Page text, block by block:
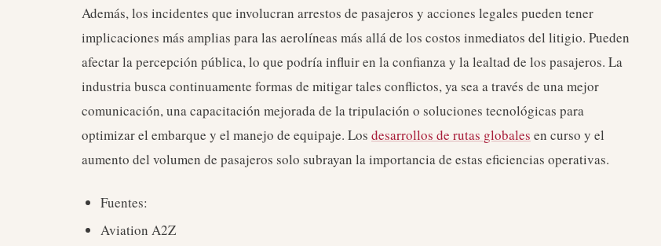
Además, los incidentes que involucran arrestos de pasajeros y acciones legales pueden tener
implicaciones más amplias para las aerolíneas más allá de los costos inmediatos del litigio. Pueden
afectar la percepción pública, lo que podría influir en la confianza y la lealtad de los pasajeros. La
industria busca continuamente formas de mitigar tales conflictos, ya sea a través de una mejor
comunicación, una capacitación mejorada de la tripulación o soluciones tecnológicas para
optimizar el embarque y el manejo de equipaje. Los desarrollos de rutas globales en curso y el
aumento del volumen de pasajeros solo subrayan la importancia de estas eficiencias operativas.
Fuentes:
Aviation A2Z